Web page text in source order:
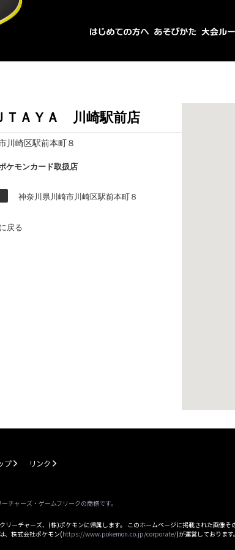
ＴＡＹＡ 川崎駅前店
川崎区駅前本町８
ケモンカード取扱店
神奈川県川崎市川崎区駅前本町８
戻る
プ リンク
チャーズ・ゲームフリークの商標です。
ーチャーズ、(株)ポケモンに帰属します。 このホームページに掲載された画像そ
、株式会社ポケモン(https://www.pokemon.co.jp/corporate/)が運営しております。